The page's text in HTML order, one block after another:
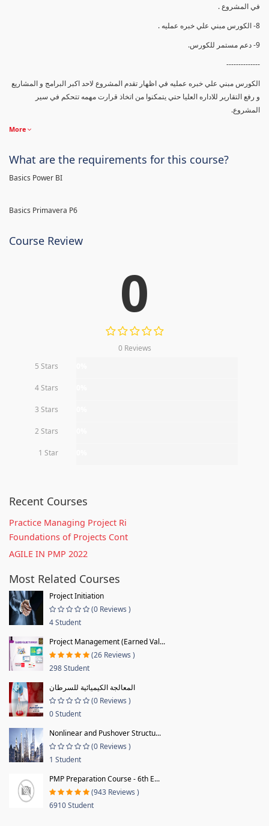
في المشروع .
8- الكورس مبني علي خبره عمليه .
9- دعم مستمر للكورس.
--------------
الكورس مبني علي خبره عمليه في اظهار تقدم المشروع لاحد اكبر البرامج و المشاريع
و رفع التقارير للاداره العليا حتي يتمكنوا من اتخاذ قرارت مهمه تتحكم في سير
المشروع.
More
What are the requirements for this course?
Basics Power BI
Basics Primavera P6
Course Review
0
0 Reviews
5 Stars
4 Stars
3 Stars
2 Stars
1 Star
Recent Courses
Practice Managing Project Ri
Foundations of Projects Cont
AGILE IN PMP 2022
Most Related Courses
Project Initiation
(0 Reviews )
4 Student
Project Management (Earned Val...
(26 Reviews )
298 Student
المعالجة الكيميائية للسرطان
(0 Reviews )
0 Student
Nonlinear and Pushover Structu...
(0 Reviews )
1 Student
PMP Preparation Course - 6th E...
(943 Reviews )
6910 Student